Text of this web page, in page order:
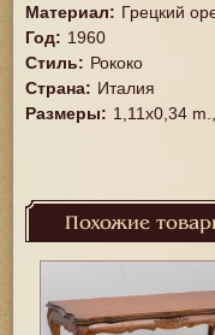
Материал: Грецкий
Год: 1960
Стиль: Рококо
Страна: Италия
Размеры: 1,11x0,34
Похожие